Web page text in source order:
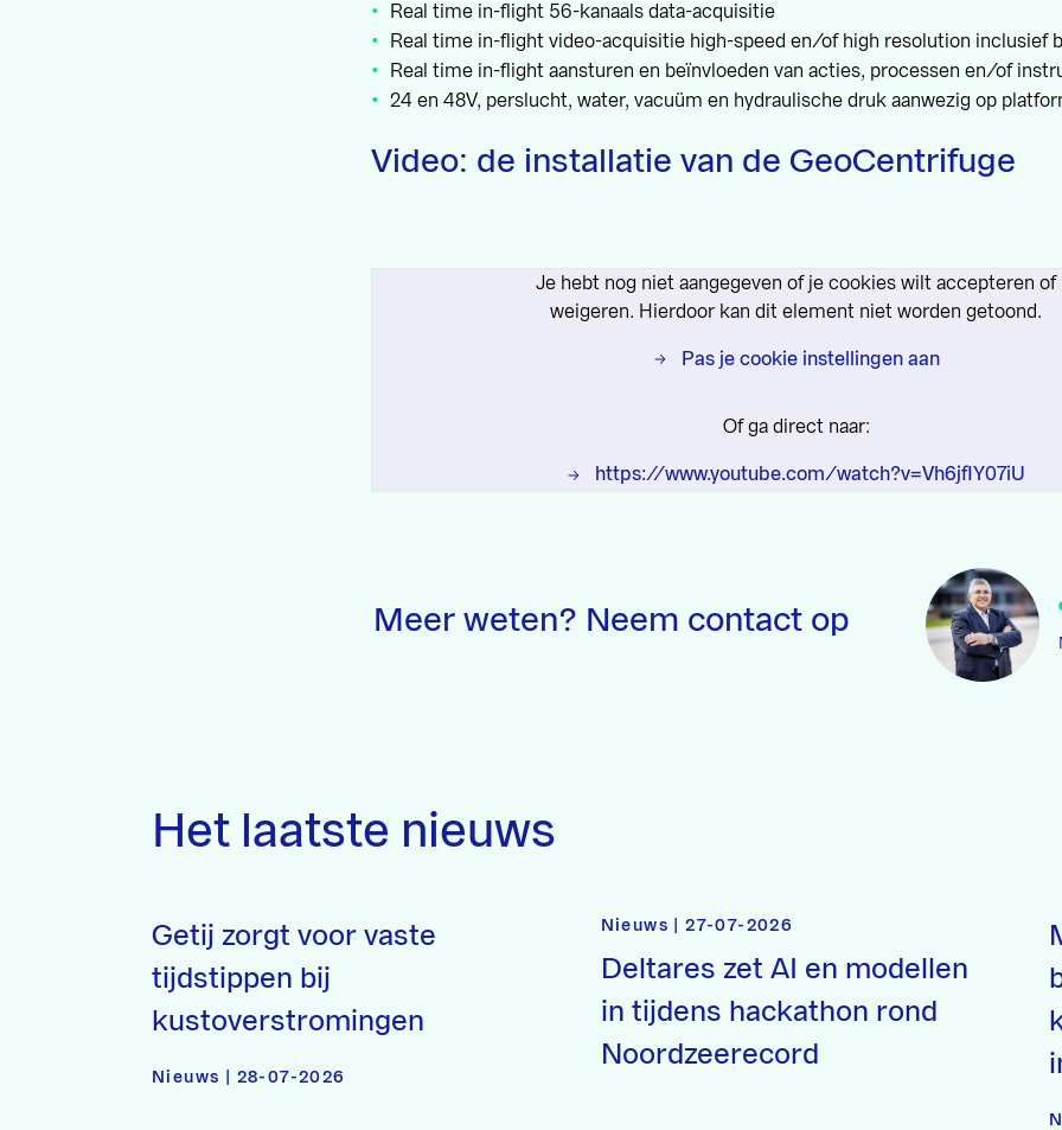
Real time in-flight 56-kanaals data-acquisitie
Real time in-flight video-acquisitie high-speed en/of high resolution inclusief
Real time in-flight aansturen en beïnvloeden van acties, processen en/of
24 en 48V, perslucht, water, vacuüm en hydraulische druk aanwezig op
Video: de installatie van de GeoCentrifuge
Je hebt nog niet aangegeven of je cookies wilt accepteren of
weigeren. Hierdoor kan dit element niet worden getoond.
Pas je cookie instellingen aan
Of ga direct naar:
https://www.youtube.com/watch?v=Vh6jfIY07iU
Meer weten? Neem contact op
Het laatste nieuws
Getij zorgt voor vaste
tijdstippen bij
kustoverstromingen
Nieuws | 28-07-2026
Nieuws | 27-07-2026
Deltares zet AI en modellen
in tijdens hackathon rond
Noordzeerecord